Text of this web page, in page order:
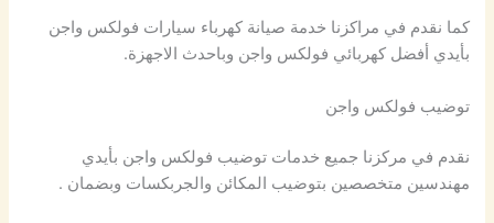
كما نقدم في مراكزنا خدمة صيانة كهرباء سيارات فولكس واجن
بأيدي أفضل كهربائي فولكس واجن وباحدث الاجهزة.
توضيب فولكس واجن
نقدم في مركزنا جميع خدمات توضيب فولكس واجن بأيدي
مهندسين متخصصين بتوضيب المكائن والجربكسات وبضمان .